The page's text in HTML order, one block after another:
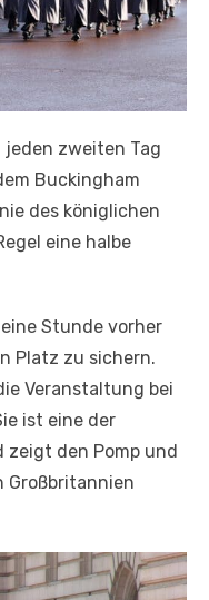
zweiten Tag
Buckingham
des königlichen
eine halbe
Stunde vorher
Platz zu sichern.
Veranstaltung bei
ist eine der
den Pomp und
Großbritannien